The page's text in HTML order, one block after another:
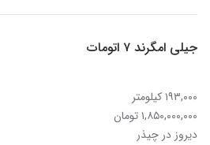
جیلی امگرند ۷ اتومات
۱۹۳,۰۰۰ کیلومتر
۱,۸۵۰,۰۰۰,۰۰۰ تومان
دیروز در چیذر